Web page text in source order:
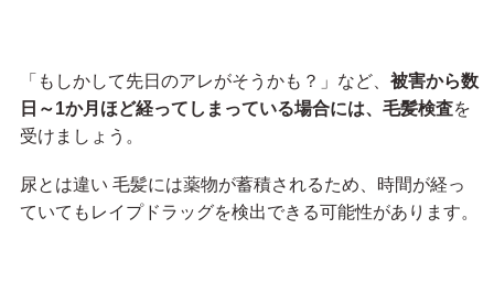
「もしかして先日のアレがそうかも？」など、 被害から数
日～1か月ほど経ってしまっている場合には、毛髪検査を
受けましょう。
尿とは違い 毛髪には薬物が蓄積されるため、時間が経っ
ていてもレイプドラッグを検出できる可能性があります。